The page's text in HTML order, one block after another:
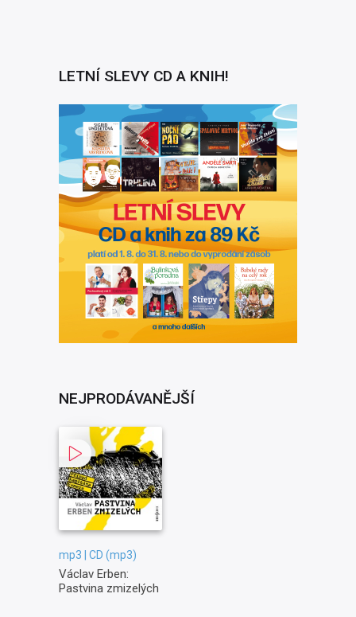
LETNÍ SLEVY CD A KNIH!
NEJPRODÁVANĚJŠÍ
mp3 | CD (mp3)
Václav Erben:
Pastvina zmizelých